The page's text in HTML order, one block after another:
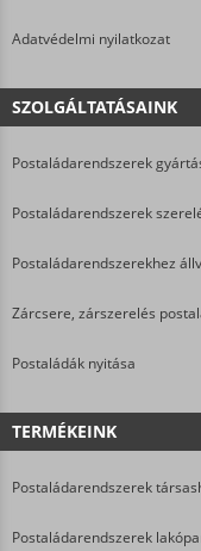
Adatvédelmi nyilatkozat
SZOLGÁLTATÁSAINK
Postaládarendszerek
Postaládarendszerek
Postaládarendszerekhez
Zárcsere, zárszerelés
Postaládák nyitása
TERMÉKEINK
Postaládarendszerek
Postaládarendszerek